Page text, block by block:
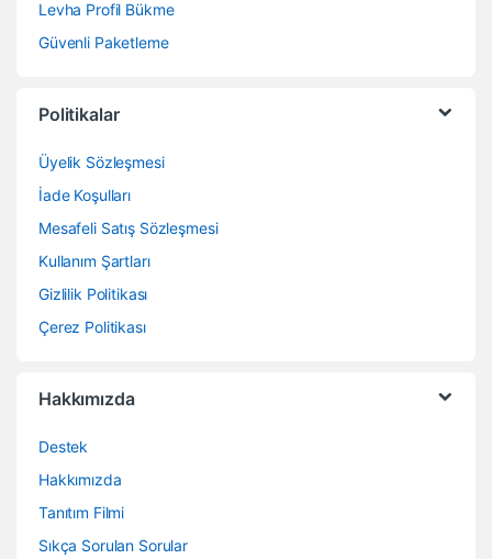
Levha Profil Bükme
Güvenli Paketleme
Politikalar
Üyelik Sözleşmesi
İade Koşulları
Mesafeli Satış Sözleşmesi
Kullanım Şartları
Gizlilik Politikası
Çerez Politikası
Hakkımızda
Destek
Hakkımızda
Tanıtım Filmi
Sıkça Sorulan Sorular